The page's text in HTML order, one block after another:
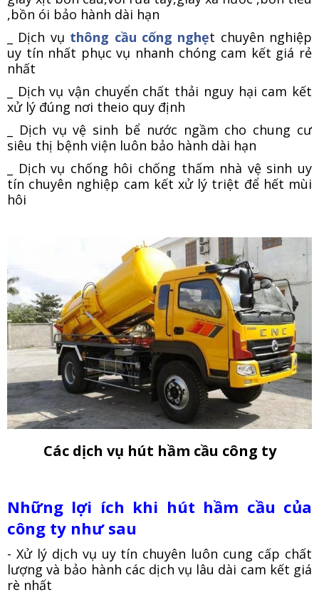
,bồn ói bảo hành dài hạn
_ Dịch vụ thông cầu cống nghẹt chuyên nghiệp
uy tín nhất phục vụ nhanh chóng cam kết giá rẻ
nhất
_ Dịch vụ vận chuyển chất thải nguy hại cam kết
xử lý đúng nơi theio quy định
_ Dịch vụ vệ sinh bể nước ngầm cho chung cư
siêu thị bệnh viện luôn bảo hành dài hạn
_ Dịch vụ chống hôi chống thấm nhà vệ sinh uy
tín chuyên nghiệp cam kết xử lý triệt để hết mùi
hôi
Các dịch vụ hút hầm cầu công ty
Những lợi ích khi hút hầm cầu của
công ty như sau
- Xử lý dịch vụ uy tín chuyên luôn cung cấp chất
lượng và bảo hành các dịch vụ lâu dài cam kết giá
rè nhất